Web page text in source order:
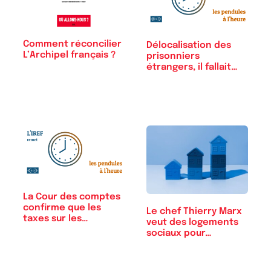
Comment réconcilier
L’Archipel français ?
Délocalisation des
prisonniers
étrangers, il fallait…
La Cour des comptes
confirme que les
taxes sur les…
Le chef Thierry Marx
veut des logements
sociaux pour…